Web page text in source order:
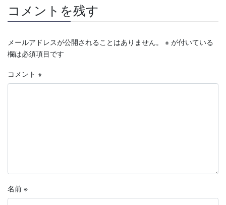
コメントを残す
メールアドレスが公開されることはありません。 ※ が付いている
欄は必須項目です
コメント ※
名前 ※